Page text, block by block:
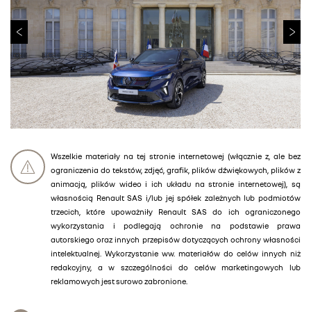
Wszelkie materiały na tej stronie internetowej (włącznie z, ale bez
ograniczenia do tekstów, zdjęć, grafik, plików dźwiękowych, plików z
animacją, plików wideo i ich układu na stronie internetowej), są
własnością Renault SAS i/lub jej spółek zależnych lub podmiotów
trzecich, które upoważniły Renault SAS do ich ograniczonego
wykorzystania i podlegają ochronie na podstawie prawa
autorskiego oraz innych przepisów dotyczących ochrony własności
intelektualnej. Wykorzystanie ww. materiałów do celów innych niż
redakcyjny, a w szczególności do celów marketingowych lub
reklamowych jest surowo zabronione.